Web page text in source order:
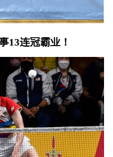
13连冠霸业！